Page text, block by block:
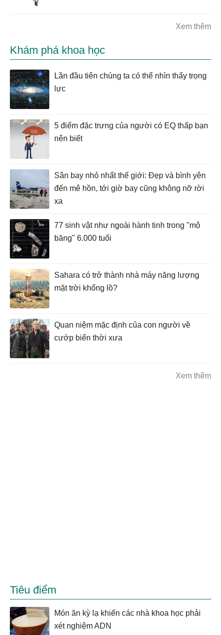
Xem thêm
Khám phá khoa học
Lần đầu tiên chúng ta có thể nhìn thấy trọng
lực
5 điểm đặc trưng của người có EQ thấp bạn
nên biết
Sân bay nhỏ nhất thế giới: Đẹp và bình yên
đến mê hồn, tới giờ bay cũng không nỡ rời
xa
77 sinh vật như ngoài hành tinh trong "mộ
băng" 6.000 tuổi
Sahara có trở thành nhà máy năng lượng
mặt trời khổng lồ?
Quan niệm mặc định của con người về
cướp biển thời xưa
Xem thêm
Tiêu điểm
Món ăn kỳ lạ khiến các nhà khoa học phải
xét nghiệm ADN